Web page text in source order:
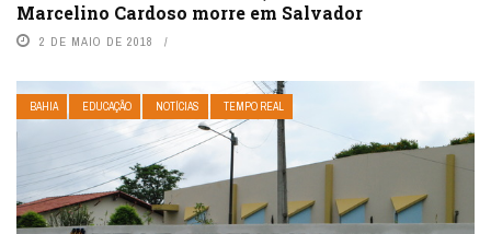
Marcelino Cardoso morre em Salvador
2 DE MAIO DE 2018
BAHIA EDUCAÇÃO NOTÍCIAS TEMPO REAL